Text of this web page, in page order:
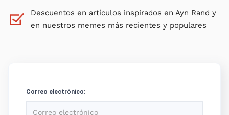
Descuentos en artículos inspirados en Ayn Rand y
en nuestros memes más recientes y populares
Correo electrónico: